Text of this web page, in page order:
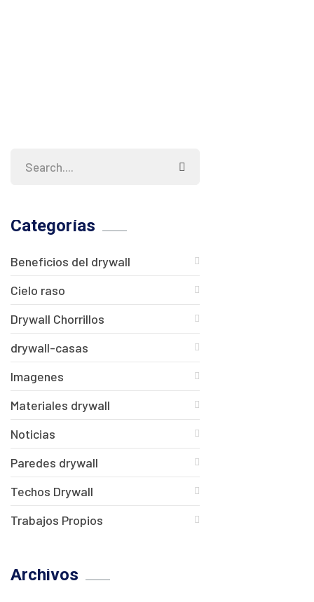
Categorías
Beneficios del drywall
Cielo raso
Drywall Chorrillos
drywall-casas
Imagenes
Materiales drywall
Noticias
Paredes drywall
Techos Drywall
Trabajos Propios
Archivos